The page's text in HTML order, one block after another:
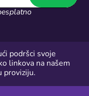
podršci svoje
linkova na našem
proviziju.